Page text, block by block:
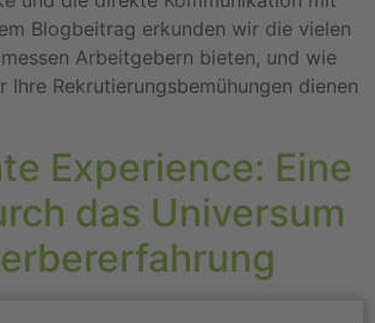
Blogbeitrag erkunden wir die vielen
Arbeitgebern bieten, und wie
Ihre Rekrutierungsbemühungen dienen
Experience: Eine
das Universum